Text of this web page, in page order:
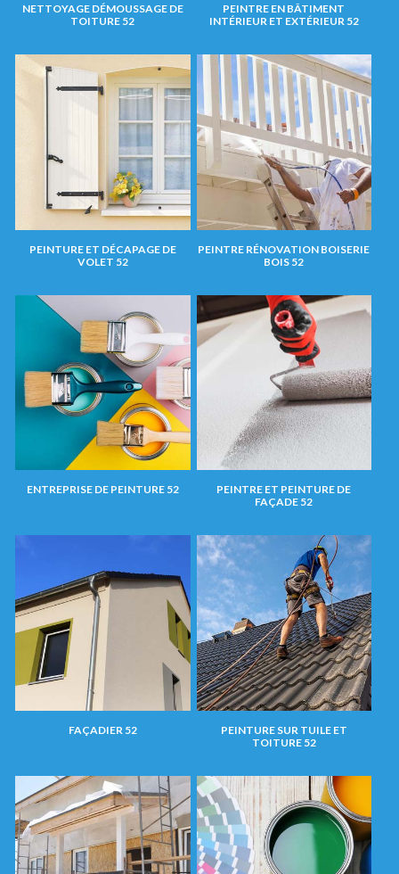
NETTOYAGE DÉMOUSSAGE DE
TOITURE 52
PEINTRE EN BÂTIMENT
INTÉRIEUR ET EXTÉRIEUR 52
PEINTURE ET DÉCAPAGE DE
VOLET 52
PEINTRE RÉNOVATION BOISERIE
BOIS 52
ENTREPRISE DE PEINTURE 52
PEINTRE ET PEINTURE DE
FAÇADE 52
FAÇADIER 52
PEINTURE SUR TUILE ET
TOITURE 52